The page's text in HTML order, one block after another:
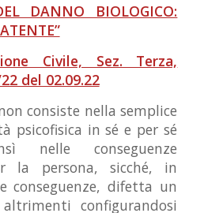
DANNO BIOLOGICO:
Civile, Sez. Terza,
del 02.09.22
consiste nella semplice
psicofisica in sé e per sé
nelle conseguenze
la persona, sicché, in
conseguenze, difetta un
configurandosi